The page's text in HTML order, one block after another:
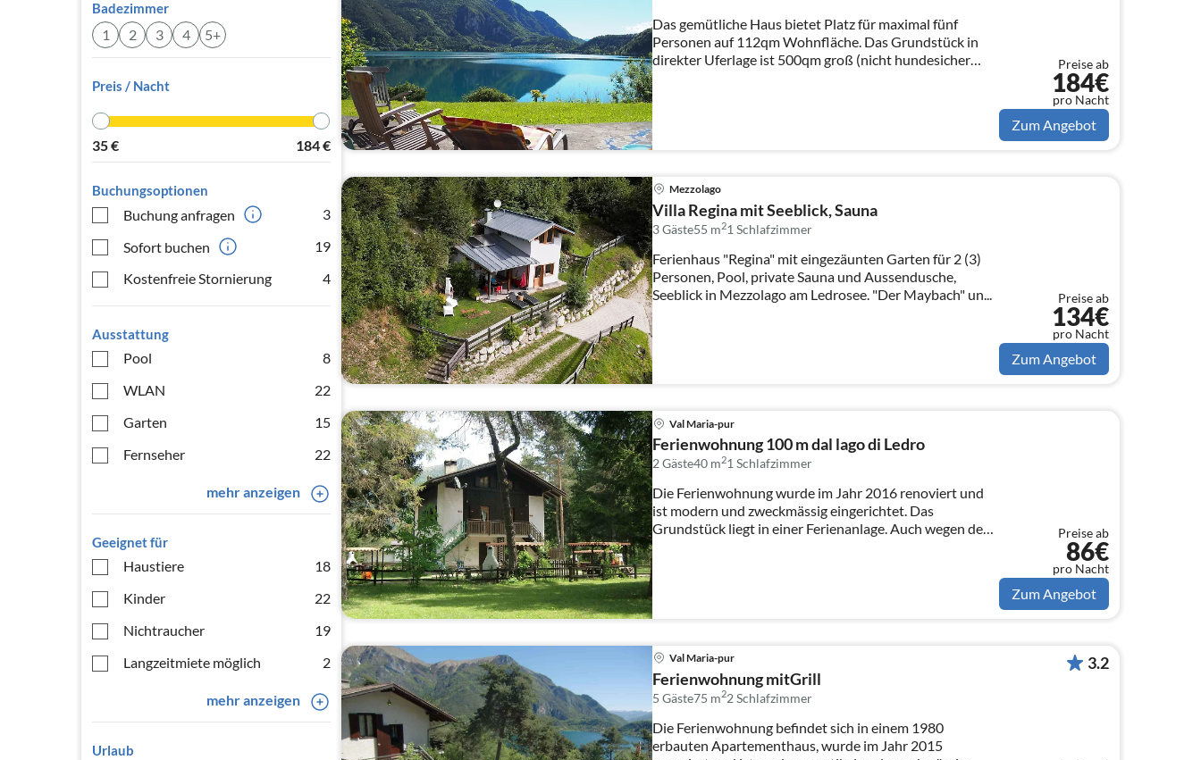
Badezimmer
1 2 3 4 5+
Preis / Nacht
35€ 184€
Buchungsoptionen
Buchung anfragen
3
Sofort buchen
19
Kostenfreie Stornierung
4
Ausstattung
Pool
8
WLAN
22
Garten
15
Fernseher
22
mehr anzeigen
Geeignet für
Haustiere
18
Kinder
22
Nichtraucher
19
Langzeitmiete möglich
2
mehr anzeigen
Urlaub
Das gemütliche Haus bietet Platz für maximal fünf
Personen auf 112qm Wohnfläche. Das Grundstück in
direkter Uferlage ist 500qm groß (nicht hundesicher
Preise ab
184€
pro Nacht
Zum Angebot
Mezzolago
Villa Regina mit Seeblick, Sauna
3 Gäste55 m21Schlafzimmer
Ferienhaus "Regina" mit eingezäunten Garten für 2 (3)
Personen, Pool, private Sauna und Aussendusche,
Seeblick in Mezzolago am Ledrosee. "Der Maybach" un...
Preise ab
134€
pro Nacht
Zum Angebot
Val Maria-pur
Ferienwohnung 100 m dal lago di Ledro
2 Gäste40 m21Schlafzimmer
Die Ferienwohnung wurde im Jahr 2016 renoviert und
ist modern und zweckmässig eingerichtet. Das
Grundstück liegt in einer Ferienanlage. Auch wegen des
Preise ab
86€
pro Nacht
Zum Angebot
Val Maria-pur
Ferienwohnung mitGrill
5 Gäste75 m22Schlafzimmer
Die Ferienwohnung befindet sich in einem 1980
erbauten Apartementhaus, wurde im Jahr 2015
3.2